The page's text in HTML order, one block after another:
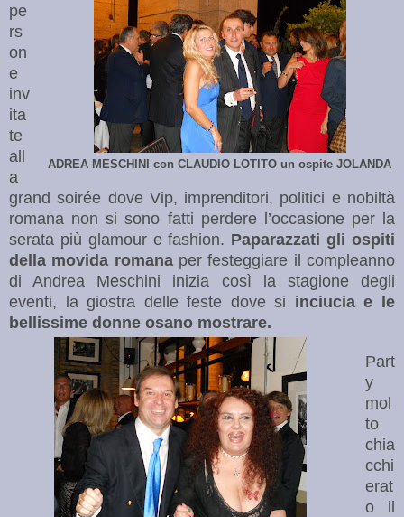
ADREA MESCHINI con CLAUDIO LOTITO un ospite JOLANDA
pe
rs
on
e
inv
ita
te
all
a
grand soirée dove Vip, imprenditori, politici e nobiltà
romana non si sono fatti perdere l’occasione per la
serata più glamour e fashion. Paparazzati gli ospiti
della movida romana per festeggiare il compleanno
di Andrea Meschini inizia così la stagione degli
eventi, la giostra delle feste dove si inciucia e le
bellissime donne osano mostrare.
Part
y
mol
to
chia
cchi
erat
o il